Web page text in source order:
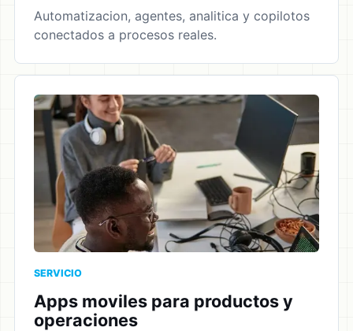
Automatizacion, agentes, analitica y copilotos
conectados a procesos reales.
SERVICIO
Apps moviles para productos y
operaciones